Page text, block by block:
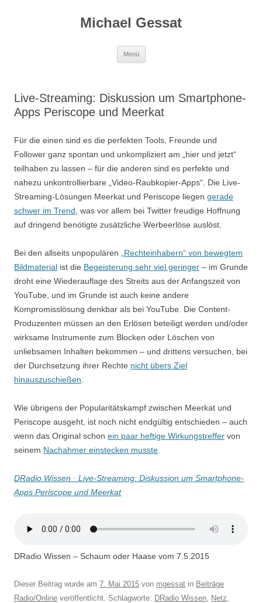
Michael Gessat
Menü
Live-Streaming: Diskussion um Smartphone-
Apps Periscope und Meerkat
Für die einen sind es die perfekten Tools, Freunde und
Follower ganz spontan und unkompliziert am „hier und jetzt“
teilhaben zu lassen – für die anderen sind es perfekte und
nahezu unkontrollierbare „Video-Raubkopier-Apps“. Die Live-
Streaming-Lösungen Meerkat und Periscope liegen gerade
schwer im Trend , was vor allem bei Twitter freudige Hoffnung
auf dringend benötigte zusätzliche Werbeerlöse auslöst.
Bei den allseits unpopulären
„Rechteinhabern“ von bewegtem
Bildmaterial ist die Begeisterung sehr viel geringer – im Grunde
droht eine Wiederauflage des Streits aus der Anfangszeit von
YouTube, und im Grunde ist auch keine andere
Kompromisslösung denkbar als bei YouTube. Die Content-
Produzenten müssen an den Erlösen beteiligt werden und/oder
wirksame Instrumente zum Blocken oder Löschen von
unliebsamen Inhalten bekommen – und drittens versuchen, bei
der Durchsetzung ihrer Rechte nicht übers Ziel
hinauszuschießen
Wie übrigens der Popularitätskampf zwischen Meerkat und
Periscope ausgeht, ist noch nicht endgültig entschieden – auch
wenn das Original schon ein paar heftige Wirkungstreffer von
seinem Nachahmer einstecken musste
DRadio Wissen · Live-Streaming: Diskussion um Smartphone-
Apps Periscope und Meerkat
DRadio Wissen – Schaum oder Haase vom 7.5.2015
Dieser Beitrag wurde am 7. Mai 2015 von mgessat in Beiträge
Radio/Online veröffentlicht. Schlagworte: DRadio Wissen, Netz,